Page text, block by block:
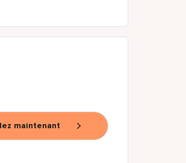
maintenant